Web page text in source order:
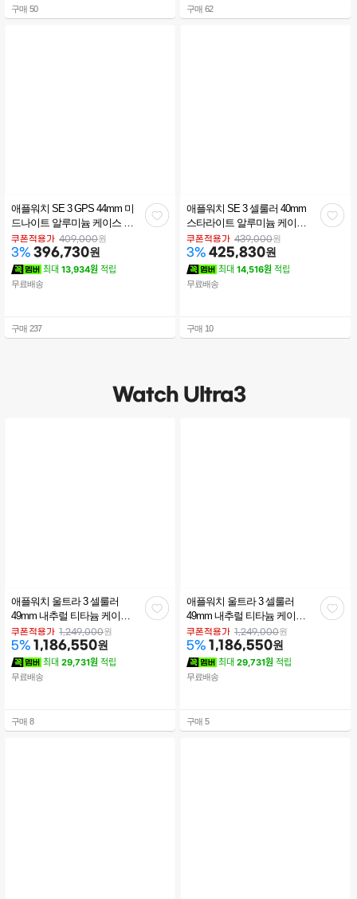
구매 50 구매 62
애플워치 SE 3 GPS 44mm 미
드나이트 알루미늄 케이스 미
드나이트 스포츠 밴드 (M/L)
MEHQ4KH/A
쿠폰적용가 409,000원
3% 396,730원
최대 13,934원 적립
무료배송
구매 237
관
애플워치 SE 3 셀룰러 40mm
스타라이트 알루미늄 케이스
스타라이트 스포츠 밴드 (ML)
MEP74KH/A
쿠폰적용가 439,000원
3% 425,830원
최대 14,516원 적립
무료배송
구매 10
관
Watch Ultra3
애플워치 울트라 3 셀룰러
49mm 내추럴 티타늄 케이스
라이트 블루 알파인 루프(L)
MEWP4KH/A
쿠폰적용가 1,249,000원
5% 1,186,550원
최대 29,731원 적립
무료배송
구매 8
관
애플워치 울트라 3 셀룰러
49mm 내추럴 티타늄 케이스
블루브라이트 블루 트레일 루
프(M/L) MEWU4KH/A
쿠폰적용가 1,249,000원
5% 1,186,550원
최대 29,731원 적립
무료배송
구매 5
관